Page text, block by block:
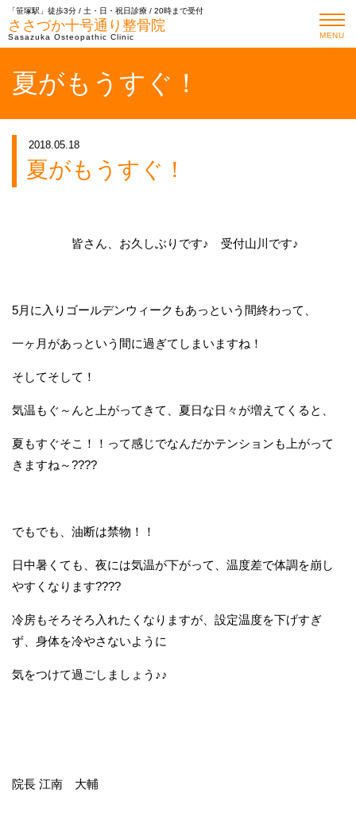
「笹塚駅」徒歩3分 / 土・日・祝日診療 / 20時まで受付
ささづか十号通り整骨院
Sasazuka Osteopathic Clinic MENU
夏がもうすぐ！
2018.05.18
夏がもうすぐ！
皆さん、お久しぶりです♪ 受付山川です♪
5月に入りゴールデンウィークもあっという間終わって、
一ヶ月があっという間に過ぎてしまいますね！
そしてそして！
気温もぐ～んと上がってきて、夏日な日々が増えてくると、
夏もすぐそこ！！って感じでなんだかテンションも上がって
きますね～????
でもでも、油断は禁物！！
日中暑くても、夜には気温が下がって、温度差で体調を崩し
やすくなります????
冷房もそろそろ入れたくなりますが、設定温度を下げすぎ
ず、身体を冷やさないように
気をつけて過ごしましょう♪♪
院長 江南 大輔